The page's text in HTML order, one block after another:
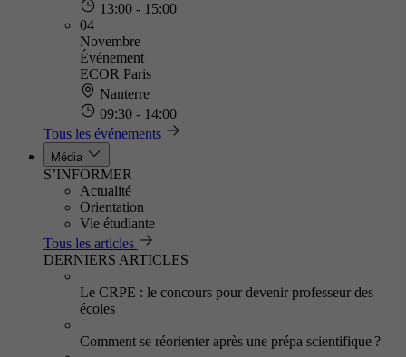
13:00 - 15:00
04
Novembre
Événement
ECOR Paris
Nanterre
09:30 - 14:00
Tous les événements
Média
S’INFORMER
Actualité
Orientation
Vie étudiante
Tous les articles
DERNIERS ARTICLES
Le CRPE : le concours pour devenir professeur des
écoles
Comment se réorienter après une prépa scientifique ?